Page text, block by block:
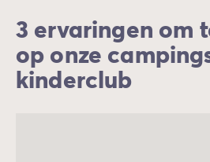
3 ervaringen om
op onze
kinderclub